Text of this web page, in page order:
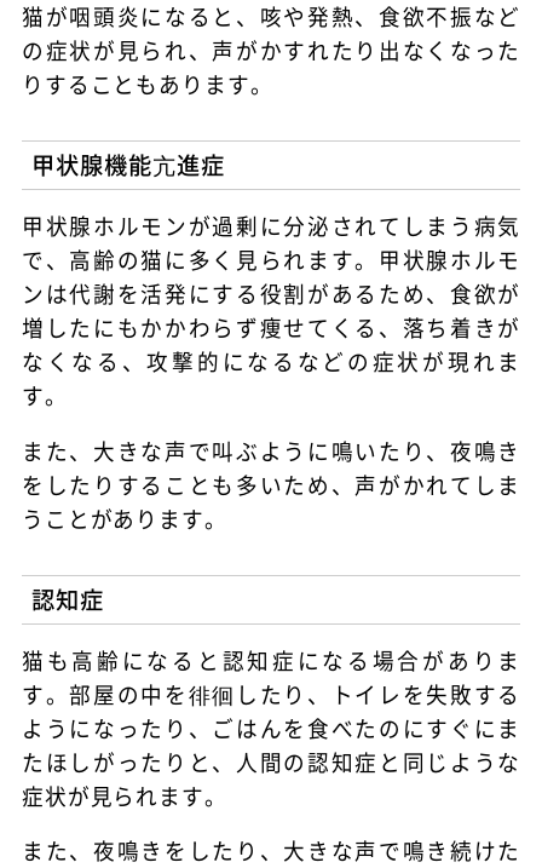
猫が咽頭炎になると、咳や発熱、食欲不振など
の症状が見られ、声がかすれたり出なくなった
りすることもあります。
甲状腺機能亢進症
甲状腺ホルモンが過剰に分泌されてしまう病気
で、高齢の猫に多く見られます。甲状腺ホルモ
ンは代謝を活発にする役割があるため、食欲が
増したにもかかわらず痩せてくる、落ち着きが
なくなる、攻撃的になるなどの症状が現れま
す。
また、大きな声で叫ぶように鳴いたり、夜鳴き
をしたりすることも多いため、声がかれてしま
うことがあります。
認知症
猫も高齢になると認知症になる場合がありま
す。部屋の中を徘徊したり、トイレを失敗する
ようになったり、ごはんを食べたのにすぐにま
たほしがったりと、人間の認知症と同じような
症状が見られます。
また、夜鳴きをしたり、大きな声で鳴き続けた